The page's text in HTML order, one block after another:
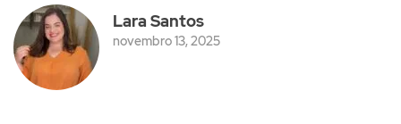
Lara Santos
novembro 13, 2025